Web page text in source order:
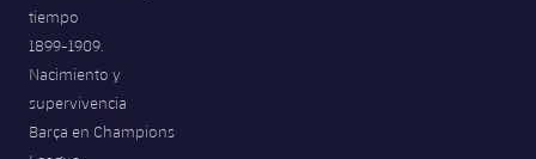
tiempo
1899-1909.
Nacimiento y
supervivencia
Barça en Champions